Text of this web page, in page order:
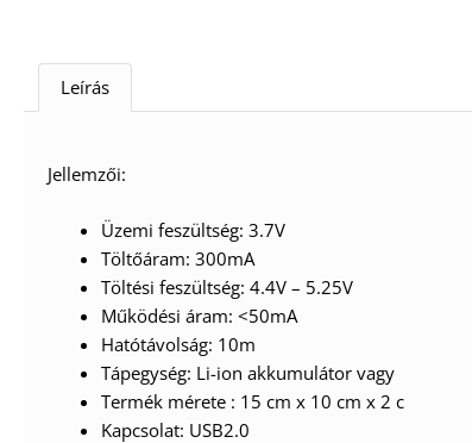
Leírás
Jellemzői:
Üzemi feszültség: 3.7V
Töltőáram: 300mA
Töltési feszültség: 4.4V – 5.25V
Működési áram: <50mA
Hatótávolság: 10m
Tápegység: Li-ion akkumulátor vagy
Termék mérete : 15 cm x 10 cm x 2 c
Kapcsolat: USB2.0